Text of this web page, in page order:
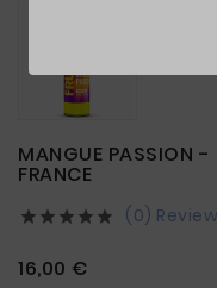
MANGUE PASSION
FRANCE
     (0)
16,00 €